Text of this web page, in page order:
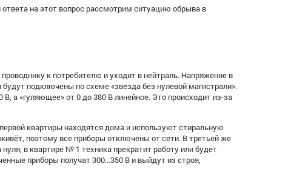
на этот вопрос рассмотрим ситуацию обрыва в
к потребителю и уходит в нейтраль. Напряжение в
подключены по схеме «звезда без нулевой магистрали».
а «гуляющее» от 0 до 380 В линейное. Это происходит из-за
квартиры находятся дома и используют стиральную
поэтому все приборы отключены от сети. В третьей же
в квартире № 1 техника прекратит работу или будет
приборы получат 300...350 В и выйдут из строя,